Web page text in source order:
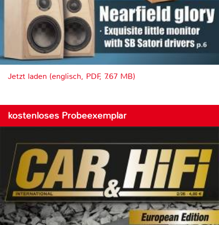
Jetzt laden (englisch, PDF, 7.67 MB)
kostenloses Probeexemplar